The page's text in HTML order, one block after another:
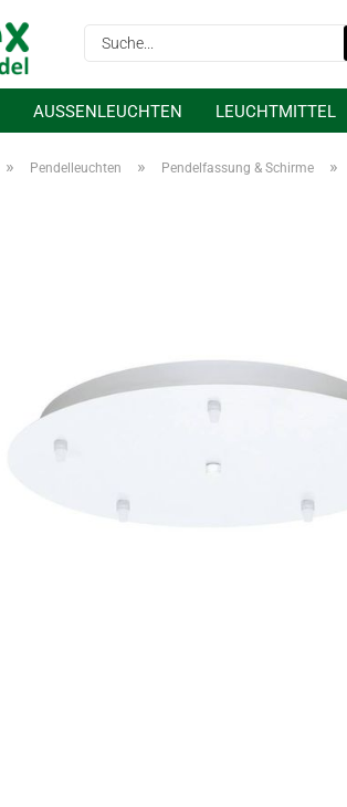
AUSSENLEUCHTEN LEUCHTMITTEL
» Pendelleuchten » Pendelfassung & Schirme »